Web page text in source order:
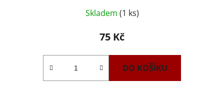
Skladem (1 ks)
75 Kč
DO KOŠÍKU